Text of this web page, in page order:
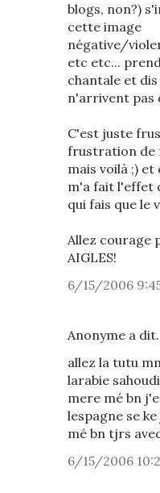
blogs, non?)
cette image
négative/
etc etc...
chantale et
n'arrivent pas
C'est juste
frustration de
mais voilà ;)
m'a fait l'effet
qui fais que le
Allez courage
AIGLES!
6/15/2006
Anonyme a
allez la tutu
larabie
mere mé bn
lespagne se
mé bn tjrs
6/15/2006